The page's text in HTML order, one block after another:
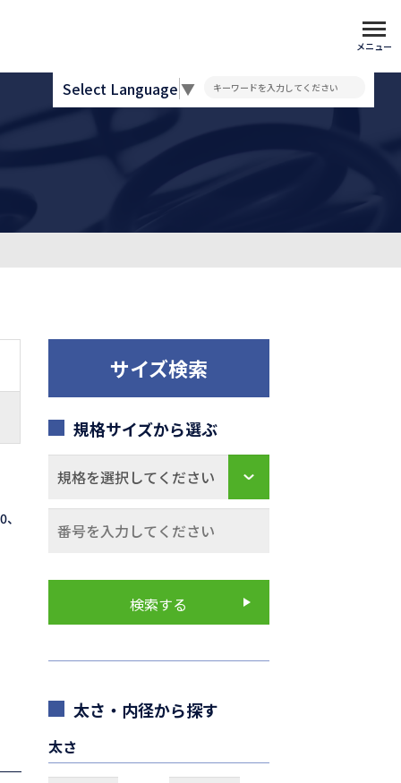
メニュー
Select Language▼
サイズ検索
規格サイズから選ぶ
太さ・内径から探す
太さ